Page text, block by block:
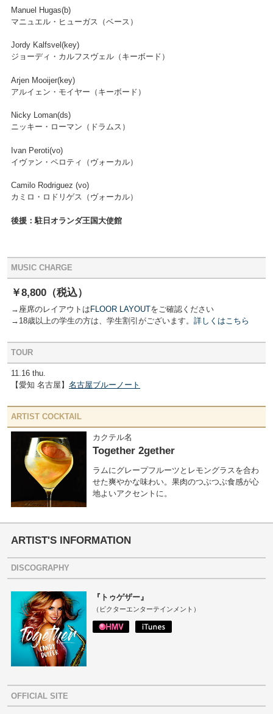
Manuel Hugas(b)
マニュエル・ヒューガス（ベース）
Jordy Kalfsvel(key)
ジョーディ・カルフスヴェル（キーボード）
Arjen Mooijer(key)
アルイェン・モイヤー（キーボード）
Nicky Loman(ds)
ニッキー・ローマン（ドラムス）
Ivan Peroti(vo)
イヴァン・ペロティ（ヴォーカル）
Camilo Rodriguez (vo)
カミロ・ロドリゲス（ヴォーカル）
後援：駐日オランダ王国大使館
MUSIC CHARGE
￥8,800（税込）
→座席のレイアウトは FLOOR LAYOUTをご確認ください
→18歳以上の学生の方は、学生割引がございます。 詳しくはこちら
TOUR
11.16 thu.
【愛知 名古屋】 名古屋ブルーノート
ARTIST COCKTAIL
カクテル名
Together 2gether
ラムにグレープフルーツとレモングラスを合わ
せた爽やかな味わい。果肉のつぶつぶ食感が心
地よいアクセントに。
ARTIST'S INFORMATION
DISCOGRAPHY
『トゥゲザー』
（ビクターエンターテインメント）
OFFICIAL SITE